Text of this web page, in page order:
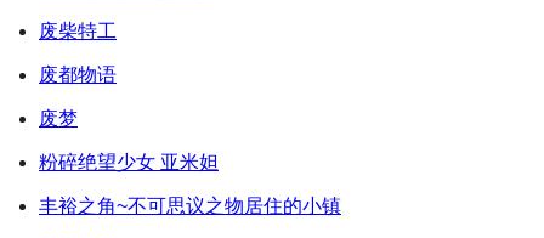
废柴特工
废都物语
废梦
粉碎绝望少女 亚米妲
丰裕之角~不可思议之物居住的小镇